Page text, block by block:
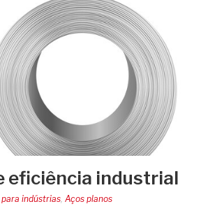
eficiência industrial
para indústrias, Aços planos